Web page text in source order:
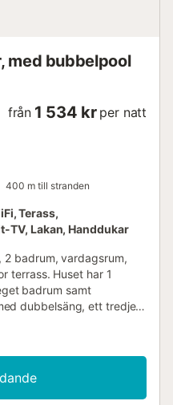
med bubbelpool
från 1 534 kr per natt
400 m till stranden
Terass,
TV, Lakan, Handdukar
2 badrum, vardagsrum,
terrass. Huset har 1
badrum samt
dubbelsäng, ett tredje
med platt-TV med
säkerhetslarm, terrass
5 personer för privat
grill....